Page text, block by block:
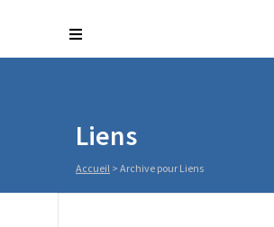
Liens
Accueil > Archive pour Liens